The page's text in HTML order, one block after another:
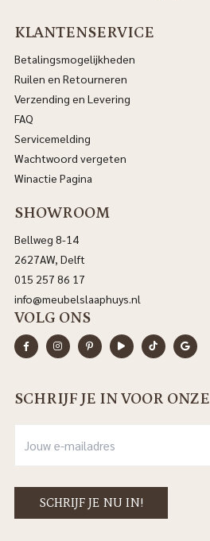
KLANTENSERVICE
Betalingsmogelijkheden
Ruilen en Retourneren
Verzending en Levering
FAQ
Servicemelding
Wachtwoord vergeten
Winactie Pagina
SHOWROOM
Bellweg 8-14
2627AW, Delft
015 257 86 17
info@meubelslaaphuys.nl
VOLG ONS
SCHRIJF JE IN VOOR ONZE